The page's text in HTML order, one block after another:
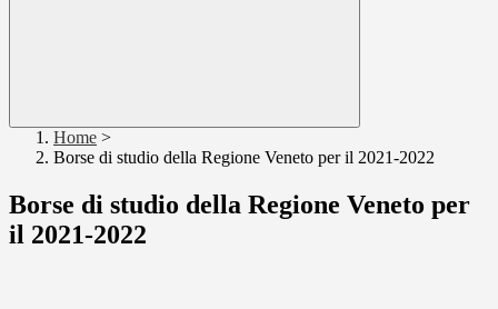
Home >
Borse di studio della Regione Veneto per il 2021-2022
Borse di studio della Regione Veneto per
il 2021-2022